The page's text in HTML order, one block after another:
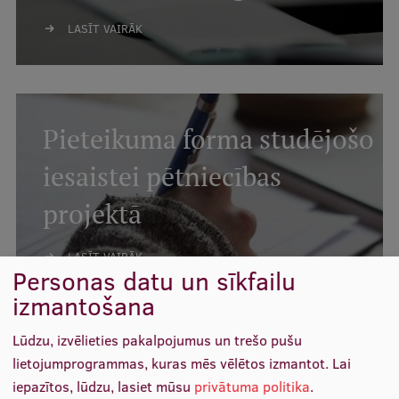
Starptautiskā sadarbība
Mobilitātes programmas
Starptautiskie projekti
Starptautiskie sadarbības partneri
EURAXESS RSU kontaktpunkts
EATRIS koordinators Latvijā
LASĪT VAIRĀK
Pieteikuma forma studējošo
iesaistei pētniecības
projektā
LASĪT VAIRĀK
Konferences, semināri
Personas datu un sīkfailu
izmantošana
Lūdzu, izvēlieties pakalpojumus un trešo pušu
lietojumprogrammas, kuras mēs vēlētos izmantot. Lai
iepazītos, lūdzu, lasiet mūsu privātuma politika.